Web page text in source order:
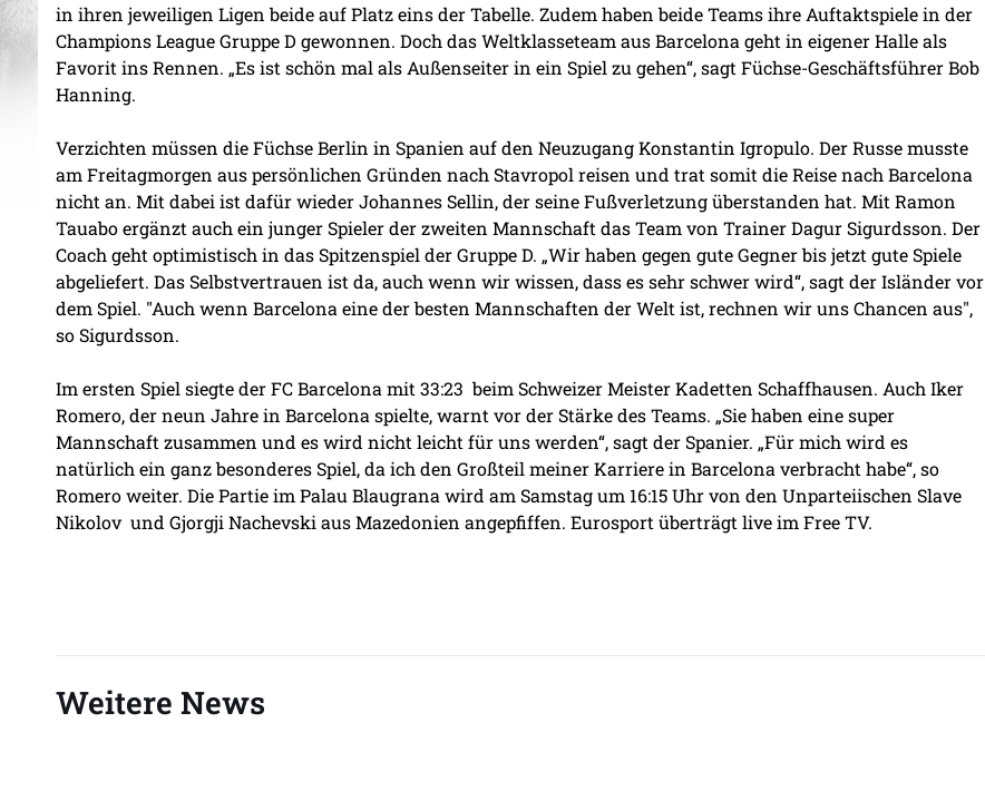
in ihren jeweiligen Ligen beide auf Platz eins der Tabelle. Zudem haben beide Teams ihre Auftaktspiele in der
Champions League Gruppe D gewonnen. Doch das Weltklasseteam aus Barcelona geht in eigener Halle als
Favorit ins Rennen. „Es ist schön mal als Außenseiter in ein Spiel zu gehen“, sagt Füchse-Geschäftsführer Bob
Hanning.
Verzichten müssen die Füchse Berlin in Spanien auf den Neuzugang Konstantin Igropulo. Der Russe musste
am Freitagmorgen aus persönlichen Gründen nach Stavropol reisen und trat somit die Reise nach Barcelona
nicht an. Mit dabei ist dafür wieder Johannes Sellin, der seine Fußverletzung überstanden hat. Mit Ramon
Tauabo ergänzt auch ein junger Spieler der zweiten Mannschaft das Team von Trainer Dagur Sigurdsson. Der
Coach geht optimistisch in das Spitzenspiel der Gruppe D. „Wir haben gegen gute Gegner bis jetzt gute Spiele
abgeliefert. Das Selbstvertrauen ist da, auch wenn wir wissen, dass es sehr schwer wird“, sagt der Isländer vor
dem Spiel. "Auch wenn Barcelona eine der besten Mannschaften der Welt ist, rechnen wir uns Chancen aus",
so Sigurdsson.
Im ersten Spiel siegte der FC Barcelona mit 33:23 beim Schweizer Meister Kadetten Schaffhausen. Auch Iker
Romero, der neun Jahre in Barcelona spielte, warnt vor der Stärke des Teams. „Sie haben eine super
Mannschaft zusammen und es wird nicht leicht für uns werden“, sagt der Spanier. „Für mich wird es
natürlich ein ganz besonderes Spiel, da ich den Großteil meiner Karriere in Barcelona verbracht habe“, so
Romero weiter. Die Partie im Palau Blaugrana wird am Samstag um 16:15 Uhr von den Unparteiischen Slave
Nikolov und Gjorgji Nachevski aus Mazedonien angepfiffen. Eurosport überträgt live im Free TV.
Weitere News